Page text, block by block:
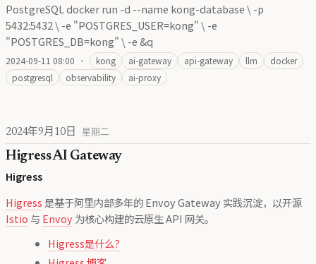
PostgreSQL docker run -d --name kong-database \ -p
5432:5432 \ -e "POSTGRES_USER=kong" \ -e
"POSTGRES_DB=kong" \ -e &q
2024-09-11 08:00 · kong ai-gateway api-gateway llm
docker
postgresql
observability ai-proxy
2024年9月10日 星期二
Higress AI Gateway
Higress
Higress是基于阿里内部多年的 Envoy Gateway 实践沉淀，以开源
Istio 与 Envoy为核心构建的云原生 API 网关。
Higress是什么?